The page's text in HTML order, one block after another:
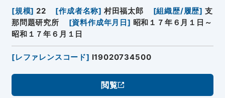
[規模] 22 [作成者名称] 村田福太郎 [組織歴/履歴] 支
那問題研究所
[資料作成年月日 ] 昭和１７年６月１日～
昭和１７年６月１日
[レファレンスコード] I19020734500
閲覧